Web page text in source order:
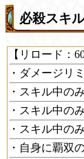
必殺スキ
【リロード：
・ダメージリ
・スキル中の
・スキル中の
・スキル中の
・自身に覇双